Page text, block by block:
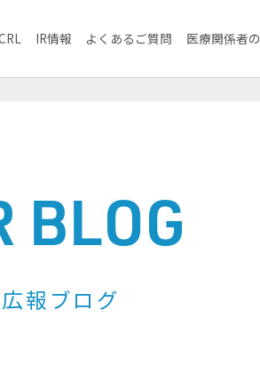
IR情報 よくあるご質問 医療関係者
BLOG
広報ブログ